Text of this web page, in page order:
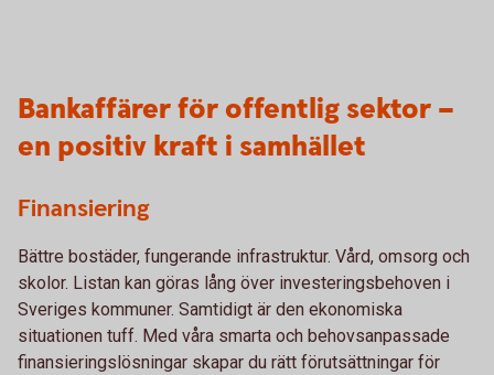
Bankaffärer för offentlig sektor –
en positiv kraft i samhället
Finansiering
Bättre bostäder, fungerande infrastruktur. Vård, omsorg och
skolor. Listan kan göras lång över investeringsbehoven i
Sveriges kommuner. Samtidigt är den ekonomiska
situationen tuff. Med våra smarta och behovsanpassade
finansieringslösningar skapar du rätt förutsättningar för